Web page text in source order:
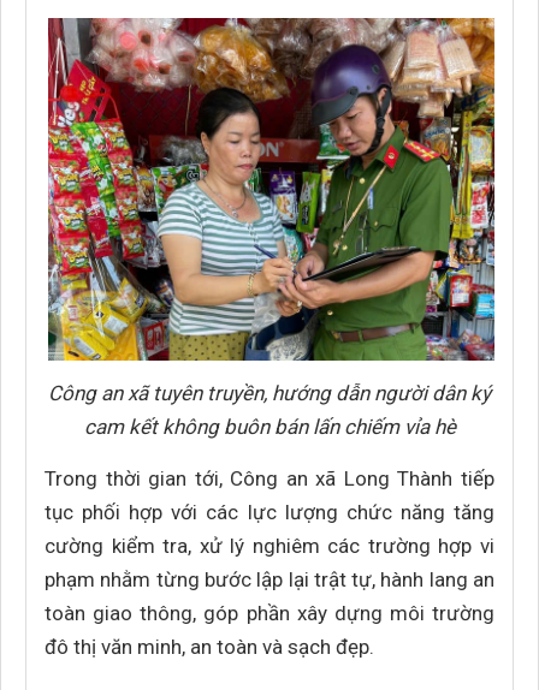
Công an xã tuyên truyền, hướng dẫn người dân ký
cam kết không buôn bán lấn chiếm vỉa hè
Trong thời gian tới, Công an xã Long Thành tiếp
tục phối hợp với các lực lượng chức năng tăng
cường kiểm tra, xử lý nghiêm các trường hợp vi
phạm nhằm từng bước lập lại trật tự, hành lang an
toàn giao thông, góp phần xây dựng môi trường
đô thị văn minh, an toàn và sạch đẹp.